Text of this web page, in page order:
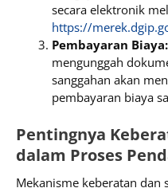
secara elektronik
https://
Pembayaran Biaya:
mengunggah
sanggahan akan
pembayaran biaya
Pentingnya
dalam Proses
Mekanisme keberatan dan